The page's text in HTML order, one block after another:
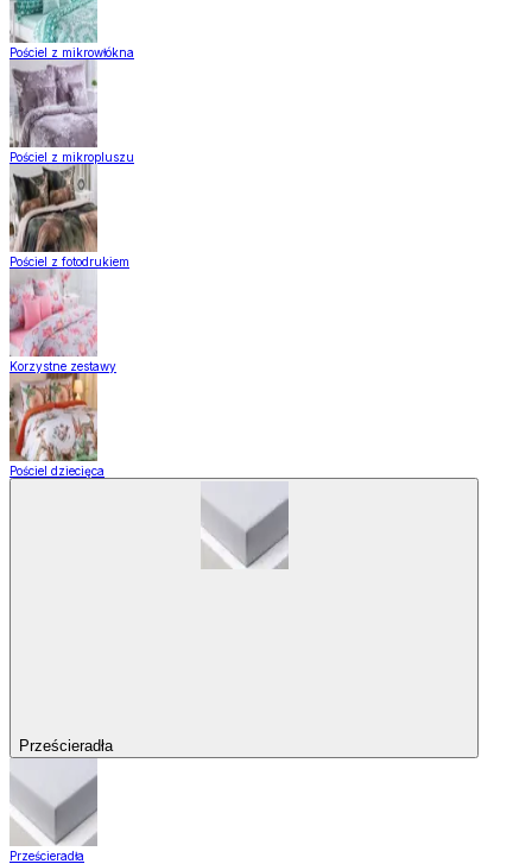
Pościel z mikrowłókna
Pościel z mikropluszu
Pościel z fotodrukiem
Korzystne zestawy
Pościel dziecięca
Prześcieradła
Prześcieradła